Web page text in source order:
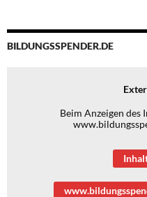
BILDUNGSSPENDER.DE
Beim Anzeigen des